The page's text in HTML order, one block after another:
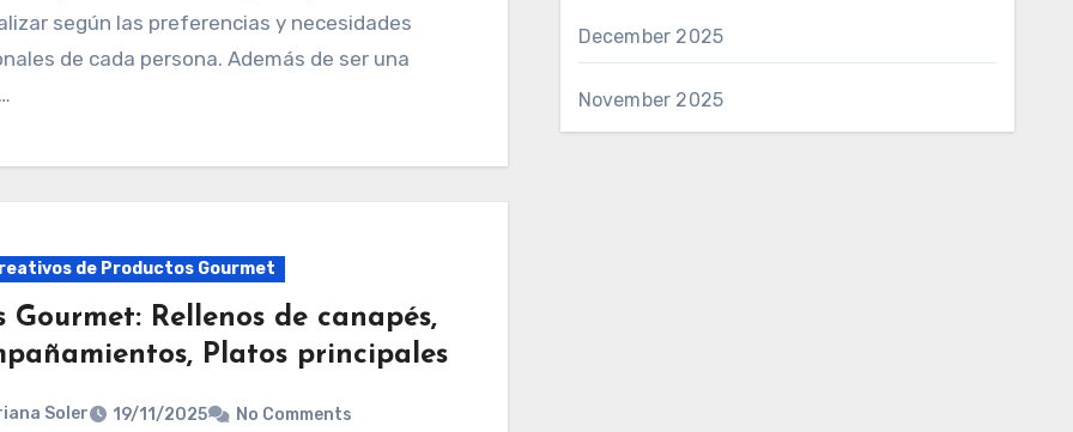
según las preferencias y necesidades
de cada persona. Además de ser una
de Productos Gourmet
Gourmet: Rellenos de canapés,
Platos principales
Soler 19/11/2025 No Comments
December 2025
November 2025